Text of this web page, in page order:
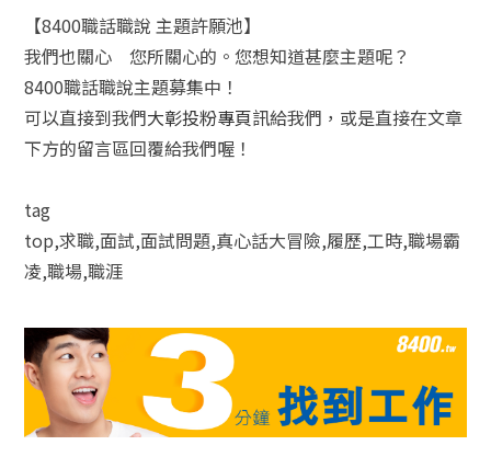
【8400職話職說 主題許願池】
我們也關心 您所關心的。您想知道甚麼主題呢？
8400職話職說主題募集中！
可以直接到我們大彰投粉專頁訊給我們，或是直接在文章
下方的留言區回覆給我們喔！
tag
top,求職,面試,面試問題,真心話大冒險,履歷,工時,職場霸
凌,職場,職涯